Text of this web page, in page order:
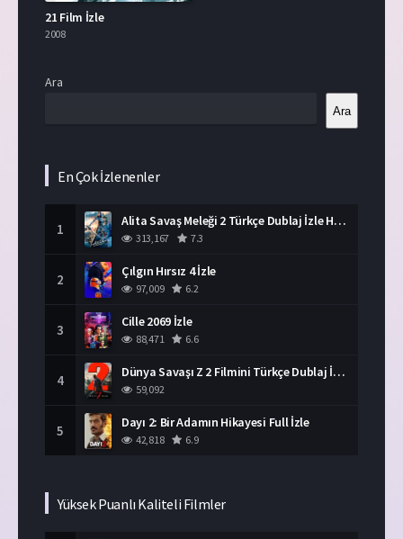
21 Film İzle
2008
Ara
Ara
En Çok İzlenenler
1 Alita Savaş Meleği 2 Türkçe Dublaj İzle HD Film
313,167 7.3
2 Çılgın Hırsız 4 İzle
97,009 6.2
3 Cille 2069 İzle
88,471 6.6
4 Dünya Savaşı Z 2 Filmini Türkçe Dublaj İzle
59,092
5 Dayı 2: Bir Adamın Hikayesi Full İzle
42,818 6.9
Yüksek Puanlı Kaliteli Filmler